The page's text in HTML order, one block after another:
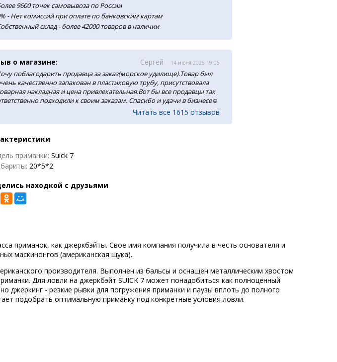
9600 точек самовывоза по России
- Нет комиссий при оплате по банковским картам
склад - более 42000 товаров в наличии
о магазине: Сергей 14 июня 2026 19:05
поблагодарить продавца за заказ(морское удилище).Товар был
качественно запакован в пластиковую трубу, присутствовала
накладная и цена привлекательная.Вот бы все продавцы так
подходили к своим заказам. Спасибо и удачи в бизнесе☺️
Читать все 1615 отзывов
приманки: Suick 7
20*5*2
находкой с друзьями
приманок, как джеркбэйты. Свое имя компания получила в честь основателя и
маскинонгов (американская щука).
производителя. Выполнен из бальсы и оснащен металлическим хвостом
Для ловли на джеркбэйт SUICK 7 может понадобиться как полноценный
- резкие рывки для погружения приманки и паузы вплоть до полного
подобрать оптимальную приманку под конкретные условия ловли.